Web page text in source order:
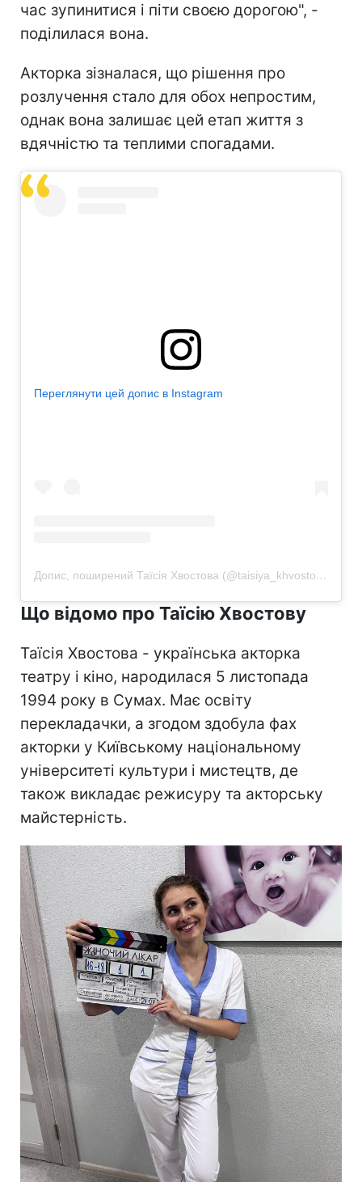
час зупинитися і піти своєю дорогою", -
поділилася вона.
Акторка зізналася, що рішення про
розлучення стало для обох непростим,
однак вона залишає цей етап життя з
вдячністю та теплими спогадами.
Переглянути цей допис в Instagram
Допис, поширений Таїсія Хвостова (@taisiya_khvostova)
Що відомо про Таїсію Хвостову
Таїсія Хвостова - українська акторка
театру і кіно, народилася 5 листопада
1994 року в Сумах. Має освіту
перекладачки, а згодом здобула фах
акторки у Київському національному
університеті культури і мистецтв, де
також викладає режисуру та акторську
майстерність.